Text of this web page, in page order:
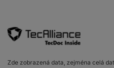
Zde zobrazená data, zejména celá